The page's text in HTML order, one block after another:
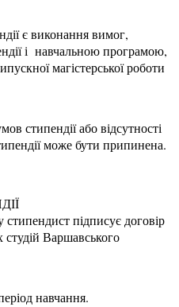
є виконання вимог,
і навчальною програмою,
магістерської роботи
або відсутності
може бути припинена.
підписує договір
студій Варшавського
навчання.